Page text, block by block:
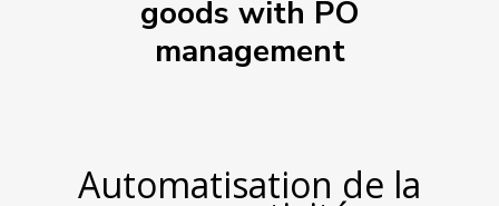
goods with PO
management
Automatisation de la